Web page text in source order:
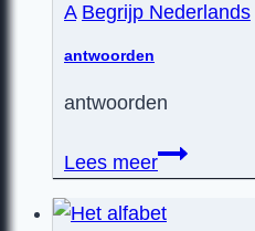
A Begrijp Nederlands
antwoorden
antwoorden
Lees meerantwoorden